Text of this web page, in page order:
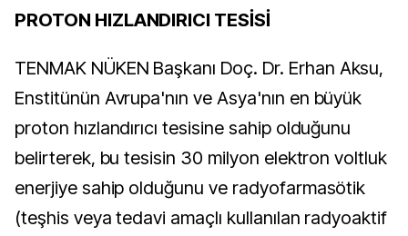
PROTON HIZLANDIRICI TESİSİ
TENMAK NÜKEN Başkanı Doç. Dr. Erhan Aksu,
Enstitünün Avrupa'nın ve Asya'nın en büyük
proton hızlandırıcı tesisine sahip olduğunu
belirterek, bu tesisin 30 milyon elektron voltluk
enerjiye sahip olduğunu ve radyofarmasötik
(teşhis veya tedavi amaçlı kullanılan radyoaktif